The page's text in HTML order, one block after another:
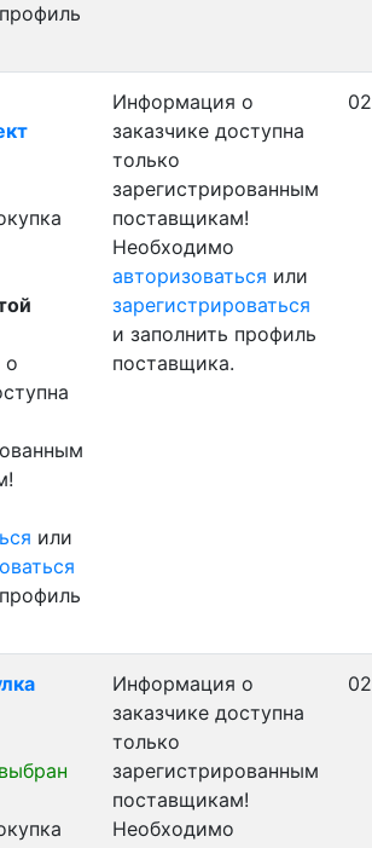
о
или
Информация о
заказчике доступна
только
зарегистрированным
поставщикам!
Необходимо
авторизоваться или
зарегистрироваться
и заполнить профиль
поставщика.
Информация о
заказчике доступна
только
зарегистрированным
поставщикам!
Необходимо